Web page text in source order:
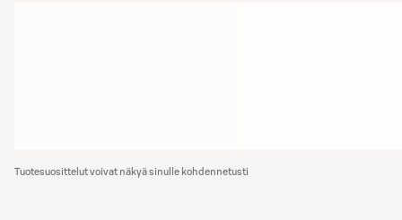
Tuotesuosittelut voivat näkyä sinulle kohdennetusti